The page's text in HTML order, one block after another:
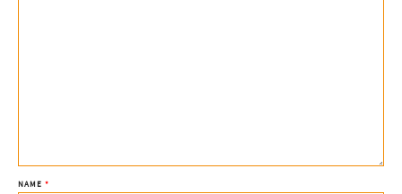
NAME *